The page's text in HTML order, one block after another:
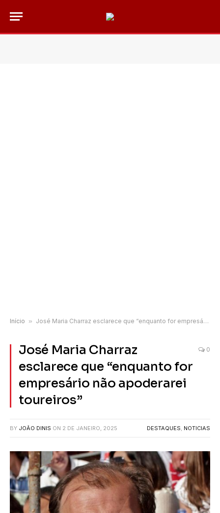
Início » José Maria Charraz esclarece que “enquanto for empresário não apoderarei toureiros”
José Maria Charraz
esclarece que “enquanto for
empresário não apoderarei
toureiros”
0
BY JOÃO DINIS ON 2 DE JANEIRO, 2025 DESTAQUES, NOTICIAS